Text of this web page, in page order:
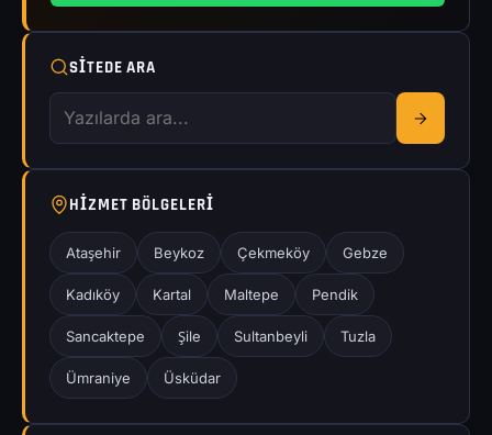
SITEDE ARA
HIZMET BÖLGELERI
Ataşehir Beykoz Çekmeköy Gebze
Kadıköy Kartal Maltepe Pendik
Sancaktepe Şile Sultanbeyli Tuzla
Ümraniye Üsküdar